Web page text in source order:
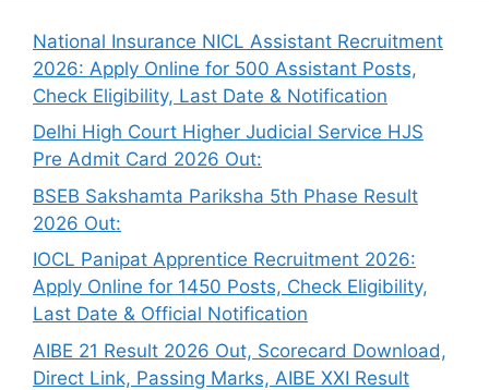
National Insurance NICL Assistant Recruitment
2026: Apply Online for 500 Assistant Posts,
Check Eligibility, Last Date & Notification
Delhi High Court Higher Judicial Service HJS
Pre Admit Card 2026 Out:
BSEB Sakshamta Pariksha 5th Phase Result
2026 Out:
IOCL Panipat Apprentice Recruitment 2026:
Apply Online for 1450 Posts, Check Eligibility,
Last Date & Official Notification
AIBE 21 Result 2026 Out, Scorecard Download,
Direct Link, Passing Marks, AIBE XXI Result